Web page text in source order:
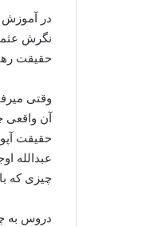
در آموزش
نگرش
حقیقت
وقتی
آن
چیزی که
دروس به